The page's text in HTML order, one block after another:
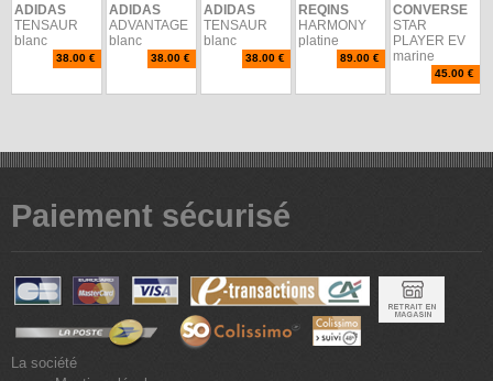
ADIDAS
TENSAUR
blanc
38.00 €
ADIDAS
ADVANTAGE
blanc
38.00 €
ADIDAS
TENSAUR
blanc
38.00 €
REQINS
HARMONY
platine
89.00 €
CONVERSE
STAR
PLAYER EV
marine
45.00 €
Paiement sécurisé
La société